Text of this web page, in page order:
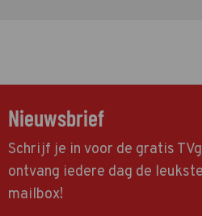
Nieuwsbrief
Schrijf je in voor de gratis
ontvang iedere dag de
mailbox!